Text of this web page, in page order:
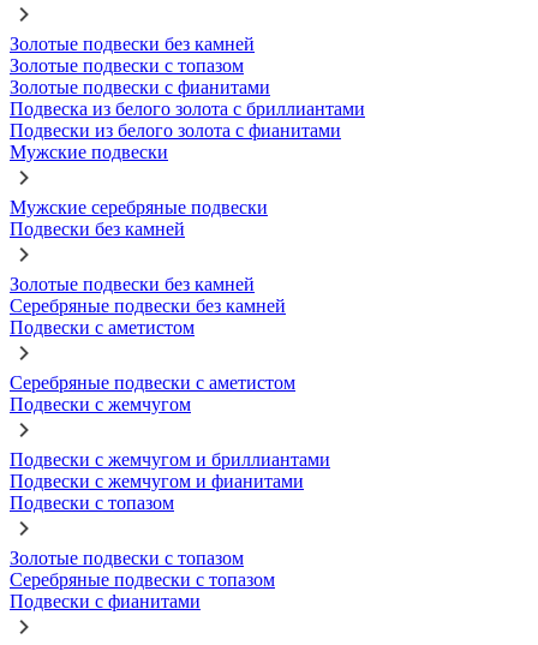
Золотые подвески без камней
Золотые подвески с топазом
Золотые подвески с фианитами
Подвеска из белого золота с бриллиантами
Подвески из белого золота с фианитами
Мужские подвески
Мужские серебряные подвески
Подвески без камней
Золотые подвески без камней
Серебряные подвески без камней
Подвески с аметистом
Серебряные подвески с аметистом
Подвески с жемчугом
Подвески с жемчугом и бриллиантами
Подвески с жемчугом и фианитами
Подвески с топазом
Золотые подвески с топазом
Серебряные подвески с топазом
Подвески с фианитами